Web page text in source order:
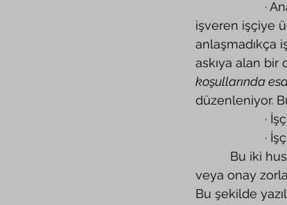
işveren işçiye
anlaşmadıkça
askıya alan bir
koşullarında
düzenleniyor.
veya onay
Bu şekilde